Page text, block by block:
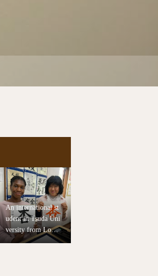
An international st
udent in Tsuda Uni
versity from Lond
on University cam